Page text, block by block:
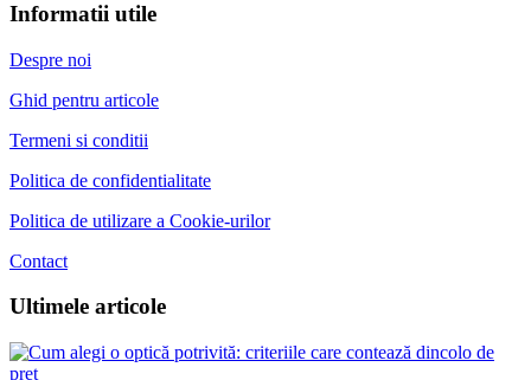
Informatii utile
Despre noi
Ghid pentru articole
Termeni si conditii
Politica de confidentialitate
Politica de utilizare a Cookie-urilor
Contact
Ultimele articole